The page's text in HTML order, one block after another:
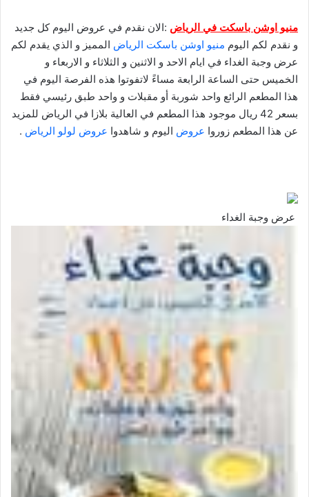
منيو اوشن باسكت في الرياض :الان نقدم في عروض اليوم كل جديد
و نقدم لكم اليوم منيو اوشن باسكت الرياض المميز و الذي يقدم لكم
عرض وجبة الغداء في ايام الاحد و الاثنين و الثلاثاء و الاربعاء و
الخميس حتى الساعة الرابعة مساءً لاتفوتوا هذه الفرصة اليوم في
هذا المطعم الرائع واحد شوربة أو مقبلات و واحد طبق رئيسي فقط
بسعر 42 ريال موجود هذا المطعم في العالية بلازا في الرياض للمزيد
عن هذا المطعم زوروا عروض اليوم و شاهدوا عروض لولو الرياض .
عرض وجبة الغداء